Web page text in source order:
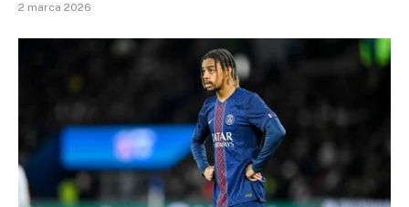
2 marca 2026